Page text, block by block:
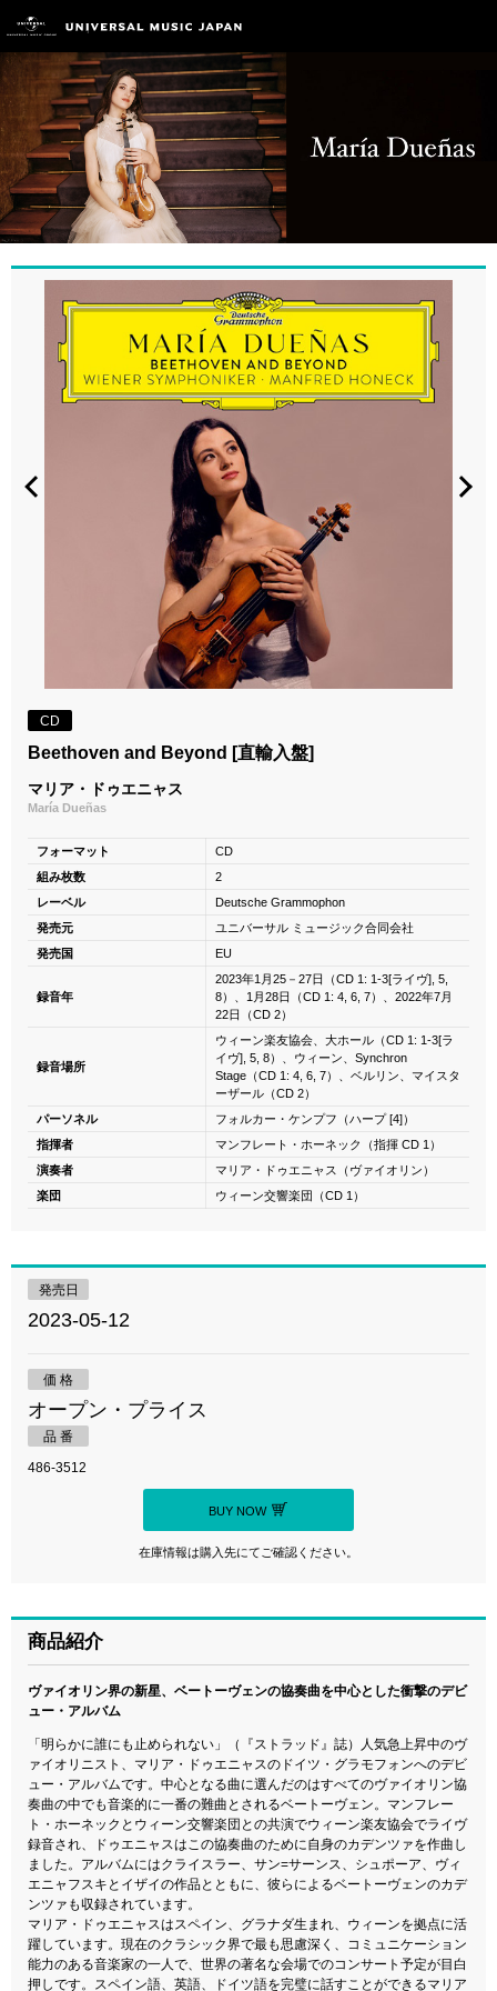
CD
Beethoven and Beyond [直輸入盤]
マリア・ドゥエニャス
María Dueñas
フォーマット
CD
組み枚数
2
レーベル
Deutsche Grammophon
発売元
ユニバーサル ミュージック合同会社
発売国
EU
録音年
2023年1月25－27日（CD 1: 1-3[ライヴ], 5,
8）、1月28日（CD 1: 4, 6, 7）、2022年7月
22日（CD 2）
録音場所
ウィーン楽友協会、大ホール（CD 1: 1-3[ラ
イヴ], 5, 8）、ウィーン、Synchron
Stage（CD 1: 4, 6, 7）、ベルリン、マイスタ
ーザール（CD 2）
パーソネル
フォルカー・ケンプフ（ハープ [4]）
指揮者
マンフレート・ホーネック（指揮 CD 1）
演奏者
マリア・ドゥエニャス（ヴァイオリン）
楽団
ウィーン交響楽団（CD 1）
発売日
2023-05-12
価 格
オープン・プライス
品 番
486-3512
BUY NOW
在庫情報は購入先にてご確認ください。
商品紹介
ヴァイオリン界の新星、ベートーヴェンの協奏曲を中心とした衝撃のデビ
ュー・アルバム
「明らかに誰にも止められない」（『ストラッド』誌）人気急上昇中のヴ
ァイオリニスト、マリア・ドゥエニャスのドイツ・グラモフォンへのデビ
ュー・アルバムです。中心となる曲に選んだのはすべてのヴァイオリン協
奏曲の中でも音楽的に一番の難曲とされるベートーヴェン。マンフレー
ト・ホーネックとウィーン交響楽団との共演でウィーン楽友協会でライヴ
録音され、ドゥエニャスはこの協奏曲のために自身のカデンツァを作曲し
ました。アルバムにはクライスラー、サン=サーンス、シュポーア、ヴィ
エニャフスキとイザイの作品とともに、彼らによるベートーヴェンのカデ
ンツァも収録されています。
マリア・ドゥエニャスはスペイン、グラナダ生まれ、ウィーンを拠点に活
躍しています。現在のクラシック界で最も思慮深く、コミュニケーション
能力のある音楽家の一人で、世界の著名な会場でのコンサート予定が目白
押しです。スペイン語、英語、ドイツ語を完璧に話すことができるマリア